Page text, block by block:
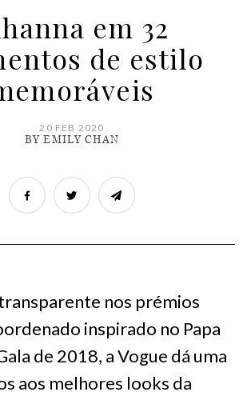
em 32
de estilo
20 FEB 2020
BY EMILY CHAN
nos prémios
inspirado no Papa
de 2018, a Vogue dá uma
aos melhores looks da